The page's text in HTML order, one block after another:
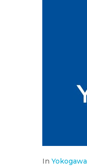
In Yokogawa